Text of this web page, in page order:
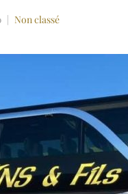
Non classé